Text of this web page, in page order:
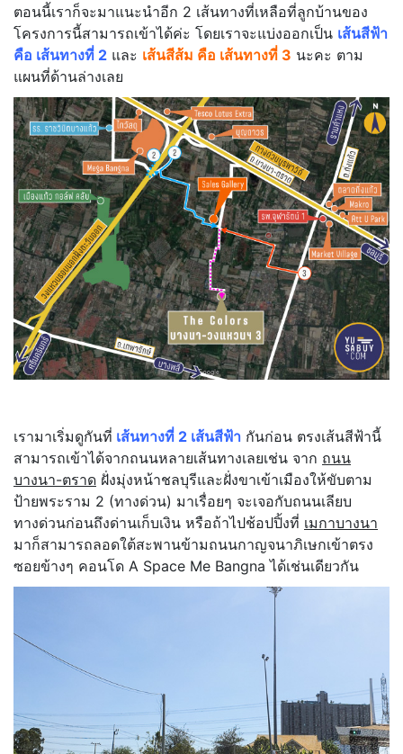
ตอนนี้เราก็จะมาแนะนำอีก 2 เส้นทางที่เหลือที่ลูกบ้านของ
โครงการนี้สามารถเข้าได้ค่ะ โดยเราจะแบ่งออกเป็น เส้นสีฟ้า
คือ เส้นทางที่ 2 และ เส้นสีส้ม คือ เส้นทางที่ 3 นะคะ ตาม
แผนที่ด้านล่างเลย
เรามาเริ่มดูกันที่ เส้นทางที่ 2 เส้นสีฟ้า กันก่อน ตรงเส้นสีฟ้านี้
สามารถเข้าได้จากถนนหลายเส้นทางเลยเช่น จาก ถนน
บางนา-ตราด ฝั่งมุ่งหน้าชลบุรีและฝั่งขาเข้าเมืองให้ขับตาม
ป้ายพระราม 2 (ทางด่วน) มาเรื่อยๆ จะเจอกับถนนเลียบ
ทางด่วนก่อนถึงด่านเก็บเงิน หรือถ้าไปช้อปปิ้งที่ เมกาบางนา
มาก็สามารถลอดใต้สะพานข้ามถนนกาญจนาภิเษกเข้าตรง
ซอยข้างๆ คอนโด A Space Me Bangna ได้เช่นเดียวกัน